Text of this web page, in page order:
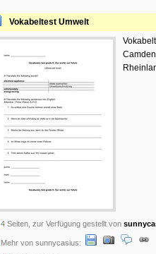
Vokabeltest Umwelt
4 Seiten, zur Verfügung gestellt von
Mehr von sunnycasius: